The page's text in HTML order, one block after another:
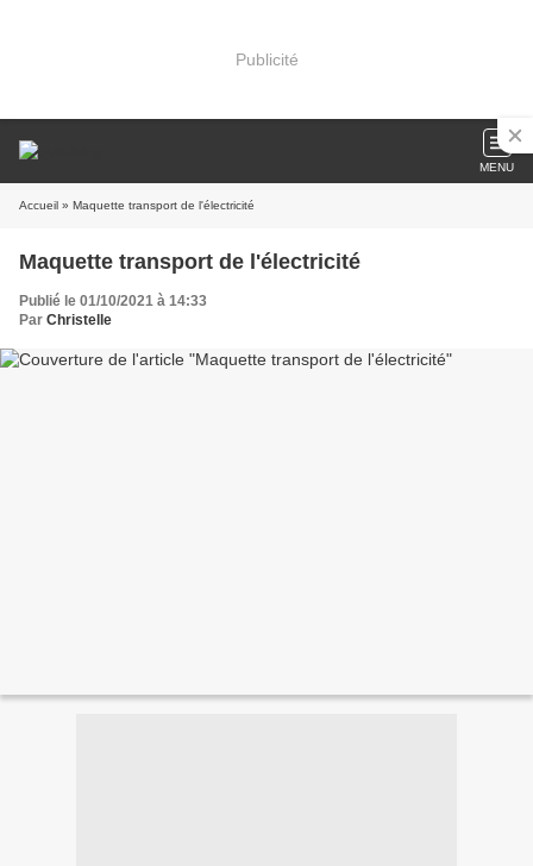
Publicité
MENU
Accueil » Maquette transport de l'électricité
Maquette transport de l'électricité
Publié le 01/10/2021 à 14:33
Par Christelle